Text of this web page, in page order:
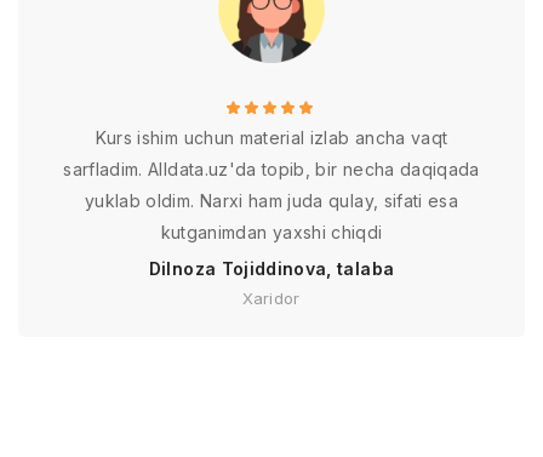
Kurs ishim uchun material izlab ancha vaqt
sarfladim. Alldata.uz'da topib, bir necha daqiqada
yuklab oldim. Narxi ham juda qulay, sifati esa
kutganimdan yaxshi chiqdi
Dilnoza Tojiddinova, talaba
Xaridor